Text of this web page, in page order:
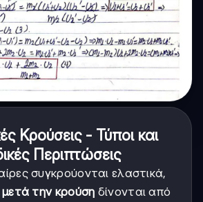
Κρούσεις - Τύποι και
Περιπτώσεις
συγκρούονται ελαστικά,
την κρούση δίνονται από